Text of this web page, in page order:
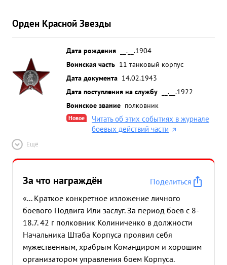
Орден Красной Звезды
Дата рождения
__.__.1904
Воинская часть 11 танковый корпус
Дата документа 14.02.1943
Дата поступления на службу
__.__.1922
Воинское звание полковник
Новое
Читать об этих событиях в журнале
боевых действий части
Ещё
За что награждён
Поделиться
«... Краткое конкретное изложение личного
боевого Подвига Или заслуг. За период боев с 8-
18.7. 42 г полковник Колиниченко в должности
Начальника Штаба Корпуса проявил себя
мужественным, храбрым Командиром и хорошим
организатором управления боем Корпуса.